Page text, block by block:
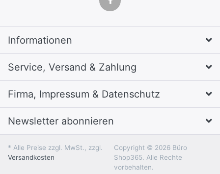
Informationen
Service, Versand & Zahlung
Firma, Impressum & Datenschutz
Newsletter abonnieren
* Alle Preise zzgl. MwSt., zzgl.
Versandkosten
Copyright © 2026 Büro
Shop365. Alle Rechte
vorbehalten.